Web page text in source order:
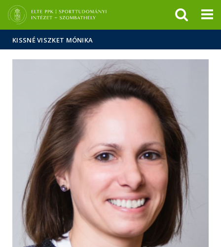
Hírek
Események
ELTE a
sajtóban
KISSNÉ VISZKET MÓNIKA